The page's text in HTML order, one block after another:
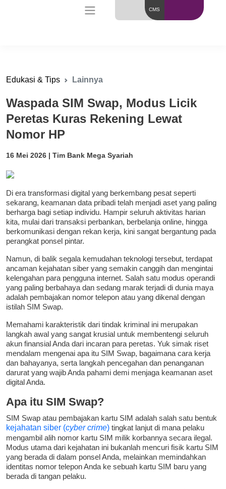
CMS
Edukasi & Tips Lainnya
Waspada SIM Swap, Modus Licik
Peretas Kuras Rekening Lewat
Nomor HP
16 Mei 2026 | Tim Bank Mega Syariah
Di era transformasi digital yang berkembang pesat seperti
sekarang, keamanan data pribadi telah menjadi aset yang paling
berharga bagi setiap individu. Hampir seluruh aktivitas harian
kita, mulai dari transaksi perbankan, berbelanja online, hingga
berkomunikasi dengan rekan kerja, kini sangat bergantung pada
perangkat ponsel pintar.
Namun, di balik segala kemudahan teknologi tersebut, terdapat
ancaman kejahatan siber yang semakin canggih dan mengintai
kelengahan para pengguna internet. Salah satu modus operandi
yang paling berbahaya dan sedang marak terjadi di dunia maya
adalah pembajakan nomor telepon atau yang dikenal dengan
istilah SIM Swap.
Memahami karakteristik dari tindak kriminal ini merupakan
langkah awal yang sangat krusial untuk membentengi seluruh
akun finansial Anda dari incaran para peretas. Yuk simak riset
mendalam mengenai apa itu SIM Swap, bagaimana cara kerja
dan bahayanya, serta langkah pencegahan dan penanganan
darurat yang wajib Anda pahami demi menjaga keamanan aset
digital Anda.
Apa itu SIM Swap?
SIM Swap atau pembajakan kartu SIM adalah salah satu bentuk
kejahatan siber (cyber crime) tingkat lanjut di mana pelaku
mengambil alih nomor kartu SIM milik korbannya secara ilegal.
Modus utama dari kejahatan ini bukanlah mencuri fisik kartu SIM
yang berada di dalam ponsel Anda, melainkan memindahkan
identitas nomor telepon Anda ke sebuah kartu SIM baru yang
berada di tangan pelaku.